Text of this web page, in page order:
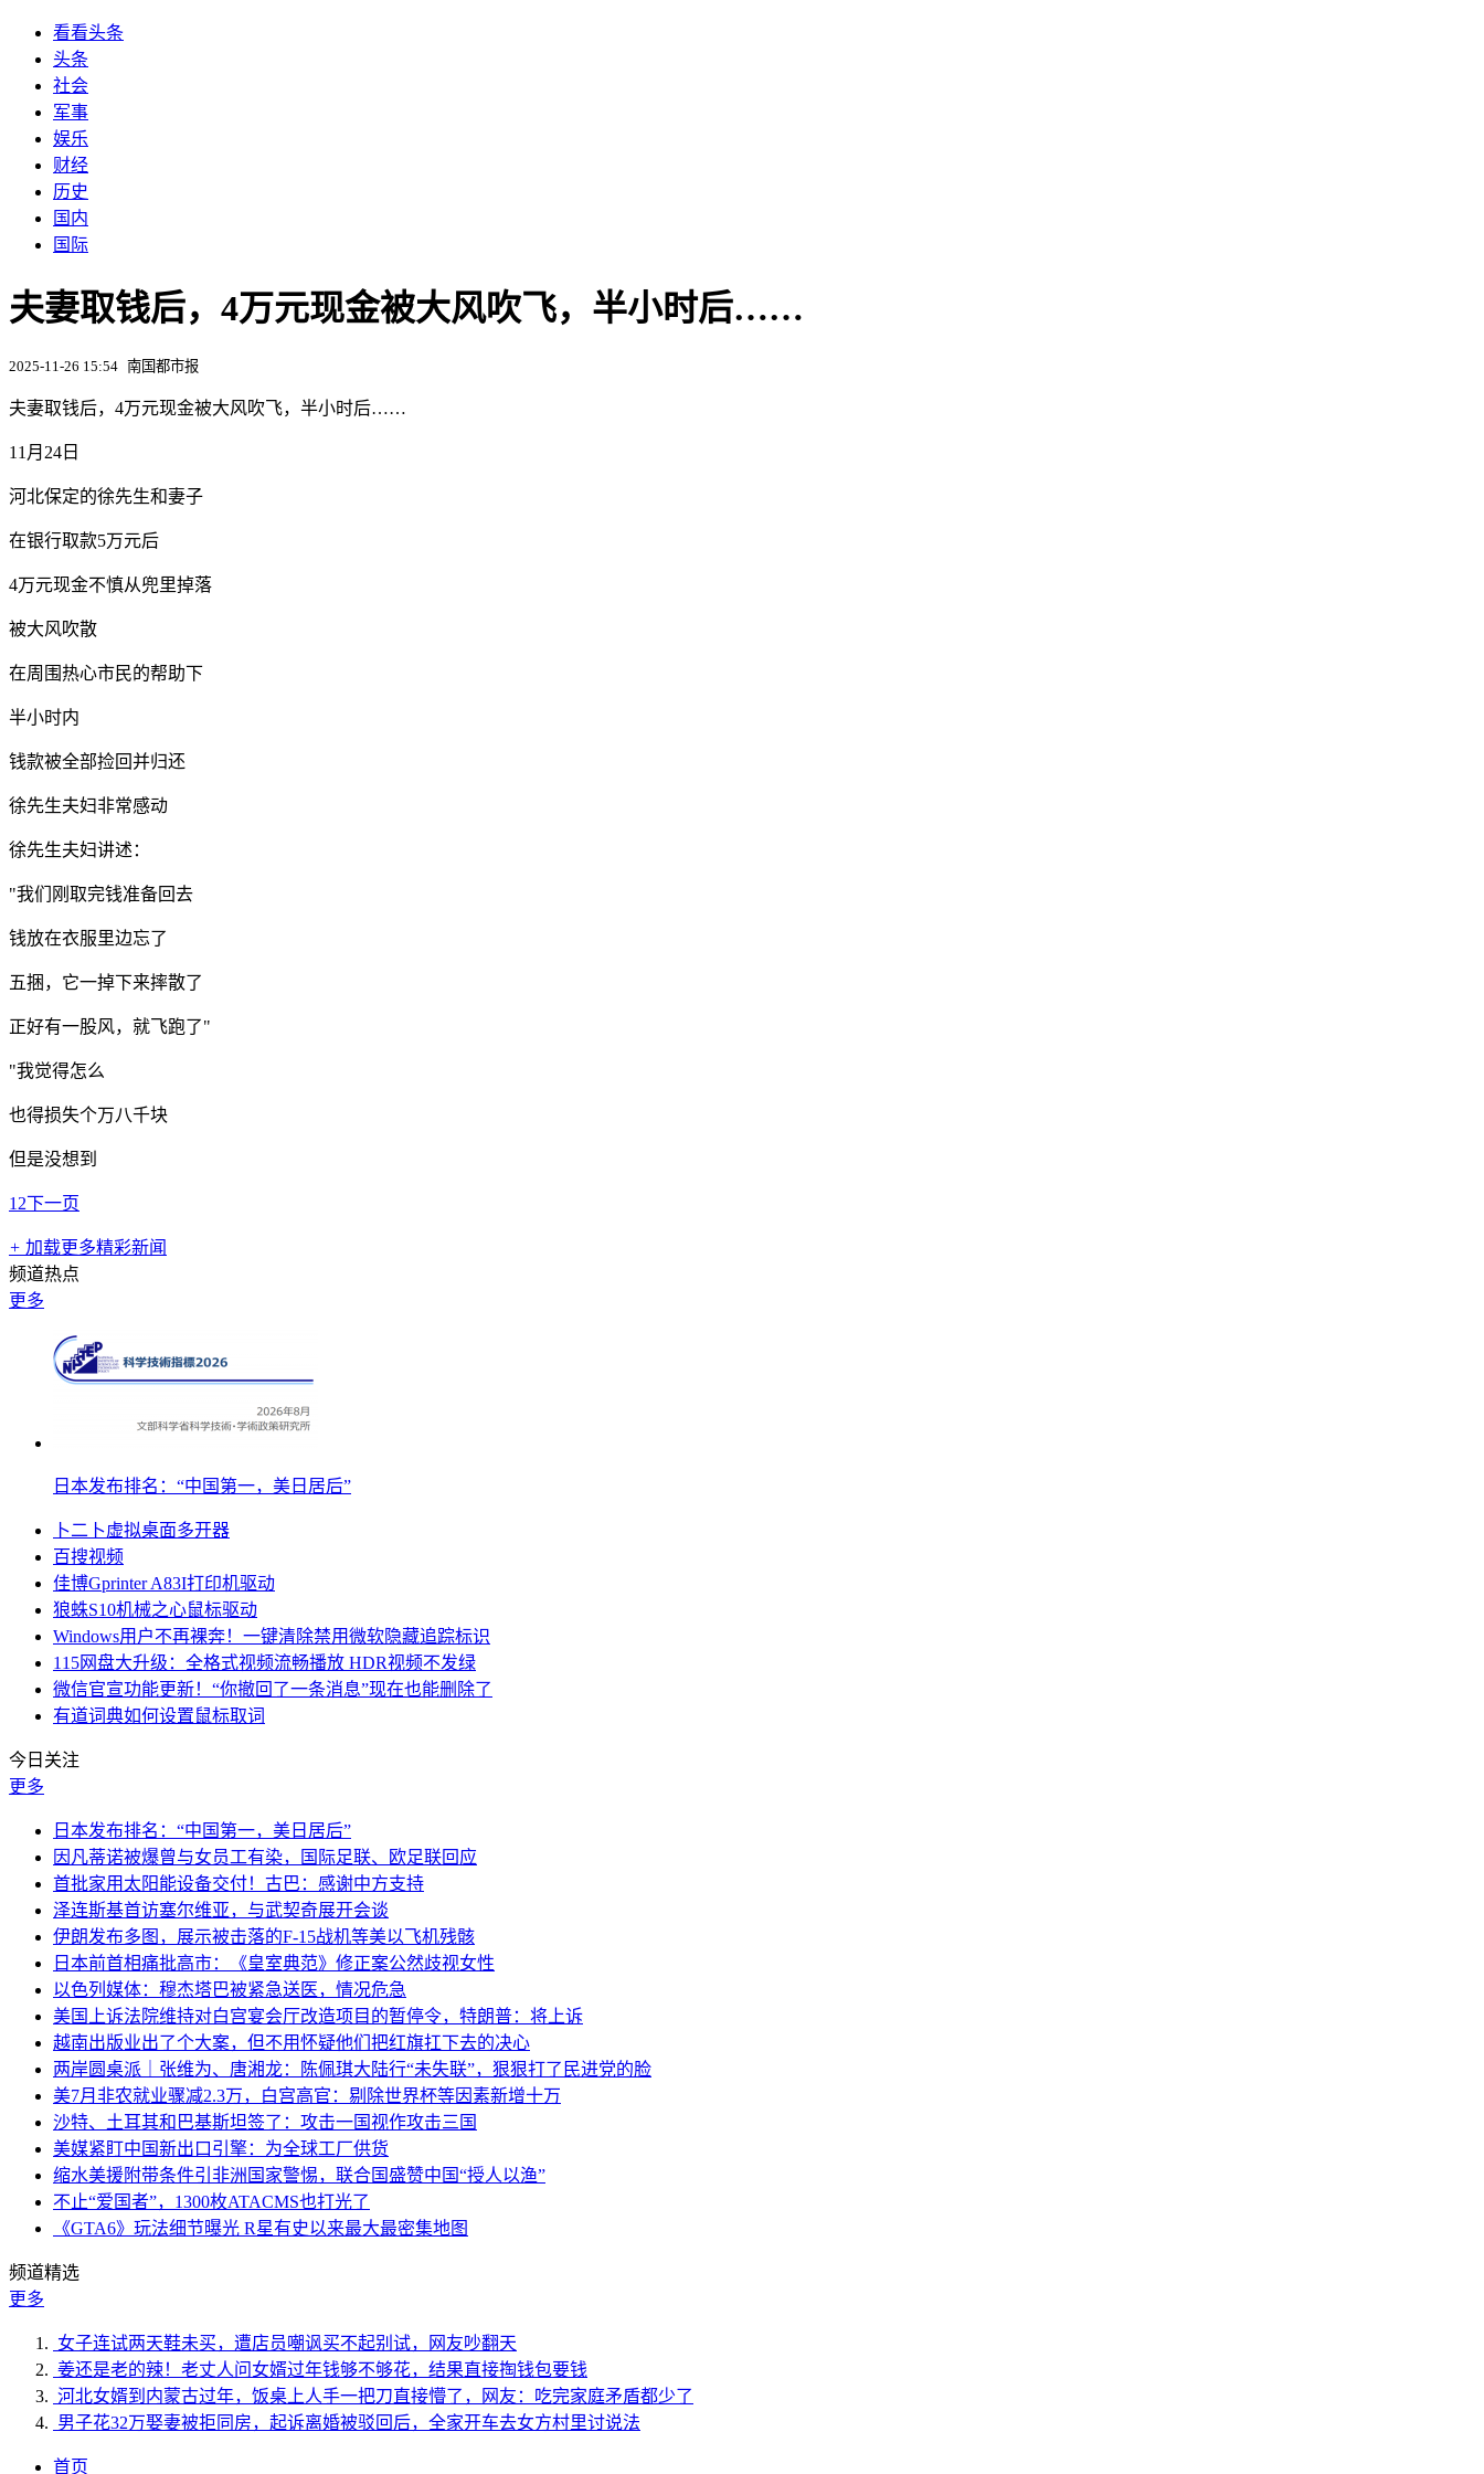
看看头条
头条
社会
军事
娱乐
财经
历史
国内
国际
​夫妻取钱后，4万元现金被大风吹飞，半小时后……
2025-11-26 15:54 南国都市报
​夫妻取钱后，4万元现金被大风吹飞，半小时后……
11月24日
河北保定的徐先生和妻子
在银行取款5万元后
4万元现金不慎从兜里掉落
被大风吹散
在周围热心市民的帮助下
半小时内
钱款被全部捡回并归还
徐先生夫妇非常感动
徐先生夫妇讲述：
"我们刚取完钱准备回去
钱放在衣服里边忘了
五捆，它一掉下来摔散了
正好有一股风，就飞跑了"
"我觉得怎么
也得损失个万八千块
但是没想到
1 2下一页
+ 加载更多精彩新闻
频道热点
更多
日本发布排名：“中国第一，美日居后”
卜二卜虚拟桌面多开器
百搜视频
佳博Gprinter A83I打印机驱动
狼蛛S10机械之心鼠标驱动
Windows用户不再裸奔！一键清除禁用微软隐藏追踪标识
115网盘大升级：全格式视频流畅播放 HDR视频不发绿
微信官宣功能更新！“你撤回了一条消息”现在也能删除了
有道词典如何设置鼠标取词
今日关注
更多
日本发布排名：“中国第一，美日居后”
因凡蒂诺被爆曾与女员工有染，国际足联、欧足联回应
首批家用太阳能设备交付！古巴：感谢中方支持
泽连斯基首访塞尔维亚，与武契奇展开会谈
伊朗发布多图，展示被击落的F-15战机等美以飞机残骸
日本前首相痛批高市：《皇室典范》修正案公然歧视女性
以色列媒体：穆杰塔巴被紧急送医，情况危急
美国上诉法院维持对白宫宴会厅改造项目的暂停令，特朗普：将上诉
越南出版业出了个大案，但不用怀疑他们把红旗扛下去的决心
两岸圆桌派｜张维为、唐湘龙：陈佩琪大陆行“未失联”，狠狠打了民进党的脸
美7月非农就业骤减2.3万，白宫高官：剔除世界杯等因素新增十万
沙特、土耳其和巴基斯坦签了：攻击一国视作攻击三国
美媒紧盯中国新出口引擎：为全球工厂供货
缩水美援附带条件引非洲国家警惕，联合国盛赞中国“授人以渔”
不止“爱国者”，1300枚ATACMS也打光了
《GTA6》玩法细节曝光 R星有史以来最大最密集地图
频道精选
更多
女子连试两天鞋未买，遭店员嘲讽买不起别试，网友吵翻天
姜还是老的辣！老丈人问女婿过年钱够不够花，结果直接掏钱包要钱
河北女婿到内蒙古过年，饭桌上人手一把刀直接懵了，网友：吃完家庭矛盾都少了
男子花32万娶妻被拒同房，起诉离婚被驳回后，全家开车去女方村里讨说法
首页